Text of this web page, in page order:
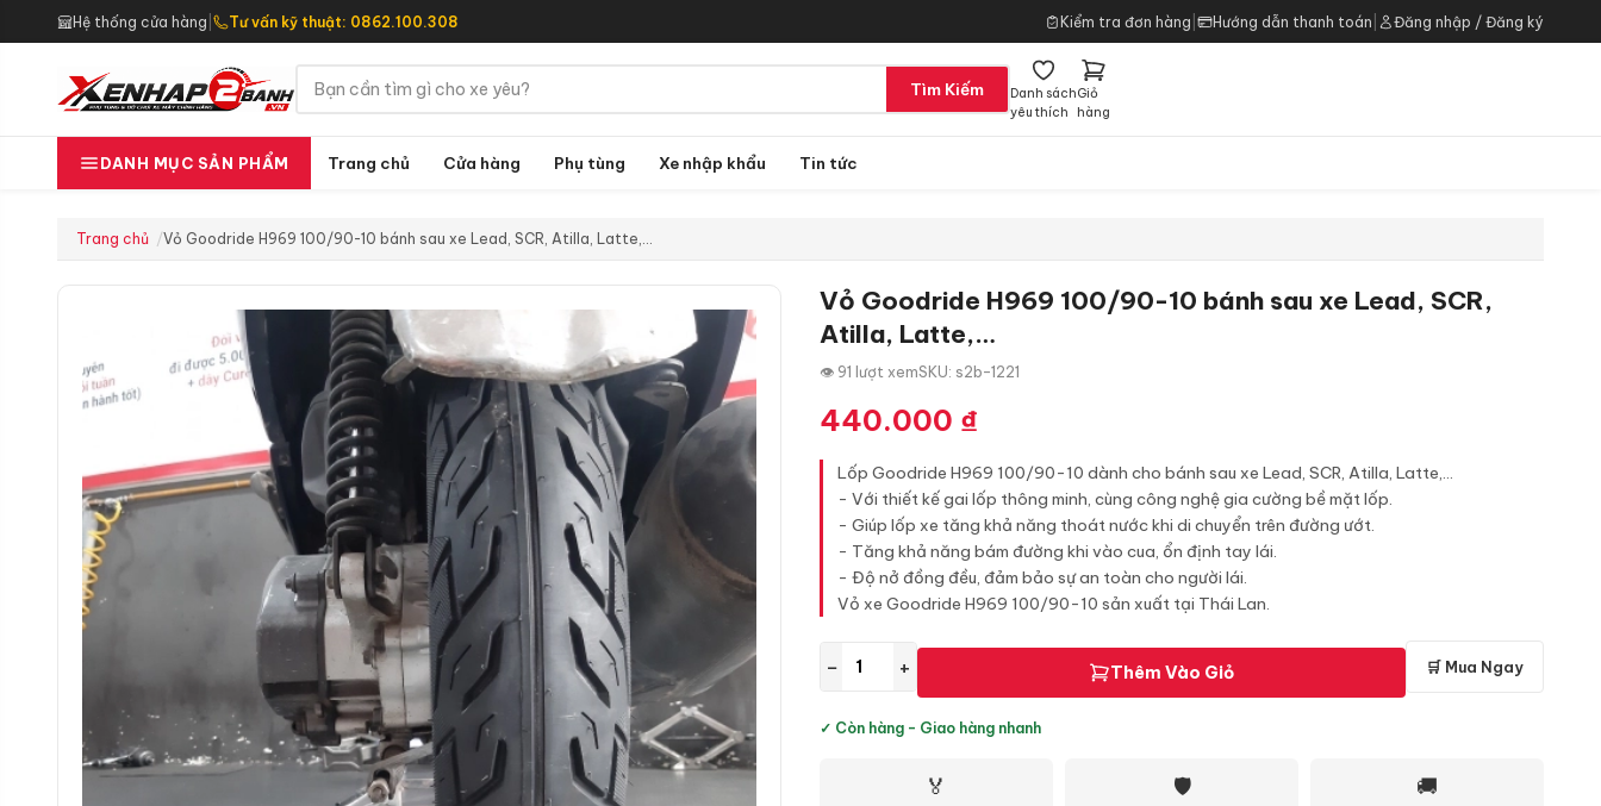
Hệ thống cửa hàng Tư vấn kỹ thuật: 0862.100.308 Kiểm tra đơn hàng Hướng dẫn thanh toán Đăng nhập / Đăng ký
Tìm Kiếm
Danh sách
yêu thích
Giỏ
hàng
DANH MỤC SẢN PHẨM Trang chủ Cửa hàng Phụ tùng Xe nhập khẩu Tin tức
Trang chủ Vỏ Goodride H969 100/90-10 bánh sau xe Lead, SCR, Atilla, Latte,…
Vỏ Goodride H969 100/90-10 bánh sau xe Lead, SCR,
Atilla, Latte,…
👁 91 lượt xemSKU: s2b-1221
440.000 ₫
Lốp Goodride H969 100/90-10 dành cho bánh sau xe Lead, SCR, Atilla, Latte,...
- Với thiết kế gai lốp thông minh, cùng công nghệ gia cường bề mặt lốp.
- Giúp lốp xe tăng khả năng thoát nước khi di chuyển trên đường ướt.
- Tăng khả năng bám đường khi vào cua, ổn định tay lái.
- Độ nở đồng đều, đảm bảo sự an toàn cho người lái.
Vỏ xe Goodride H969 100/90-10 sản xuất tại Thái Lan.
− + Thêm Vào Giỏ 🛒 Mua Ngay
✓ Còn hàng - Giao hàng nhanh
🏅 🛡 🚚